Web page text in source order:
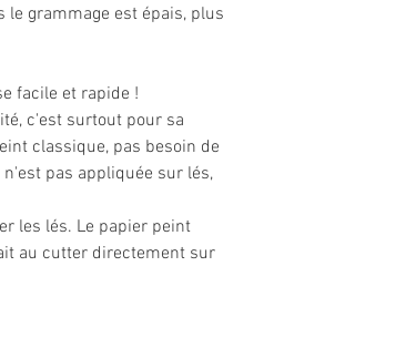
grammage est épais, plus
facile et rapide !
c'est surtout pour sa
classique, pas besoin de
pas appliquée sur lés,
les lés. Le papier peint
au cutter directement sur